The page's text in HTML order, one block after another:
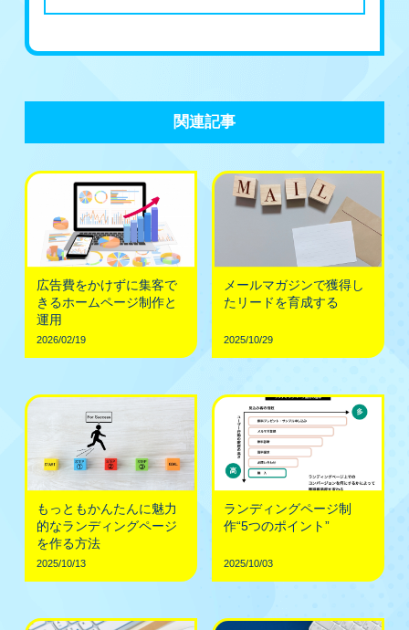
関連記事
広告費をかけずに集客で
きるホームページ制作と
運用
2026/02/19
メールマガジンで獲得し
たリードを育成する
2025/10/29
もっともかんたんに魅力
的なランディングページ
を作る方法
2025/10/13
ランディングページ制
作“5つのポイント”
2025/10/03